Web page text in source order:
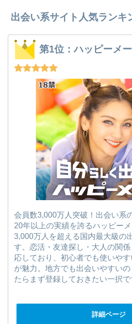
出会い系サイト人気ランキ
第1位：ハッピーメ
会員数3,000万人突破！出会い系
20年以上の実績を誇るハッピー
3,000万人を超える国内最大級の
す。恋活・友達探し・大人の関
応しており、初心者でも使いや
が魅力。地方でも出会いやすい
たらまず登録しておきたい一択で
詳細ページ